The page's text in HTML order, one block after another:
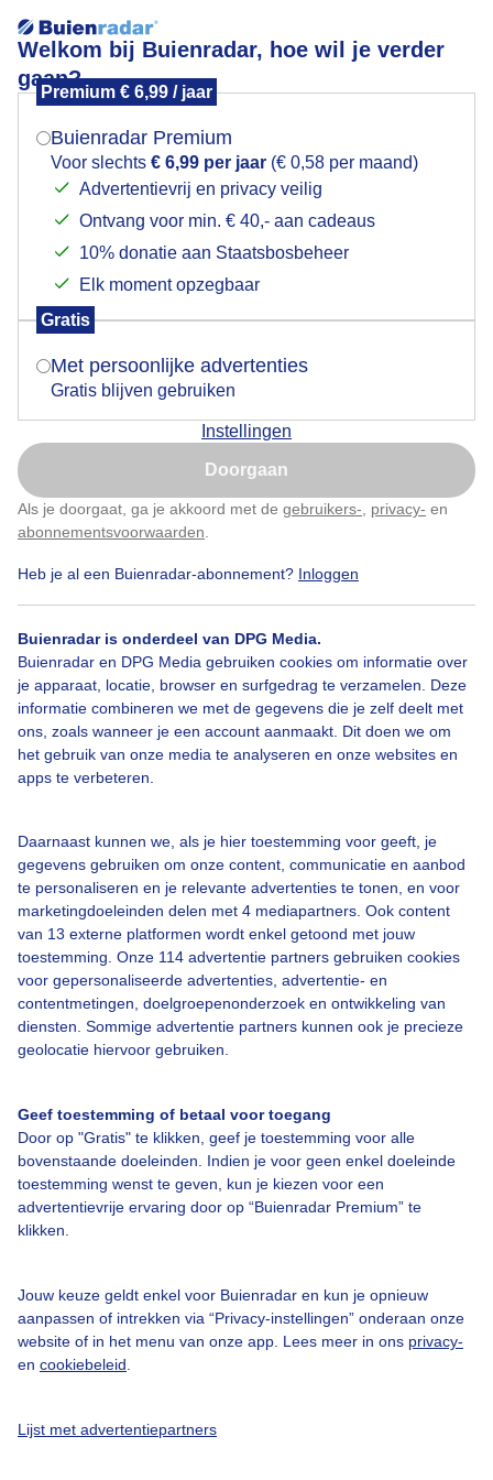
Welkom bij Buienradar, hoe wil je verder
gaan?
Premium € 6,99 / jaar
Buienradar Premium
Voor slechts € 6,99 per jaar (€ 0,58 per maand)
Advertentievrij en privacy veilig
Ontvang voor min. € 40,- aan cadeaus
10% donatie aan Staatsbosbeheer
Elk moment opzegbaar
Gratis
Met persoonlijke advertenties
Gratis blijven gebruiken
Instellingen
Doorgaan
Als je doorgaat, ga je akkoord met de gebruikers- privacy- en
abonnementsvoorwaarden
Heb je al een Buienradar-abonnement? Inloggen
Buienradar is onderdeel van DPG Media.
Buienradar en DPG Media gebruiken cookies om informatie over
je apparaat, locatie, browser en surfgedrag te verzamelen. Deze
informatie combineren we met de gegevens die je zelf deelt met
ons, zoals wanneer je een account aanmaakt. Dit doen we om
het gebruik van onze media te analyseren en onze websites en
apps te verbeteren.
Daarnaast kunnen we, als je hier toestemming voor geeft, je
gegevens gebruiken om onze content, communicatie en aanbod
te personaliseren en je relevante advertenties te tonen, en voor
marketingdoeleinden delen met 4 mediapartners. Ook content
van 13 externe platformen wordt enkel getoond met jouw
toestemming. Onze 114 advertentie partners gebruiken cookies
voor gepersonaliseerde advertenties, advertentie- en
contentmetingen, doelgroepenonderzoek en ontwikkeling van
diensten. Sommige advertentie partners kunnen ook je precieze
geolocatie hiervoor gebruiken.
Geef toestemming of betaal voor toegang
Door op "Gratis" te klikken, geef je toestemming voor alle
bovenstaande doeleinden. Indien je voor geen enkel doeleinde
toestemming wenst te geven, kun je kiezen voor een
advertentievrije ervaring door op “Buienradar Premium” te
klikken.
Jouw keuze geldt enkel voor Buienradar en kun je opnieuw
aanpassen of intrekken via “Privacy-instellingen” onderaan onze
website of in het menu van onze app. Lees meer in ons privacy-
en cookiebeleid
Lijst met advertentiepartners
DE BEWOLKING LOOPT BINNEN
Door: Els Bax Gemaakt: 21-05-2025, 23x bekeken
Een moment geduld aub...
Over Buienradar
Bedrijfsgegevens
Veelgestelde vragen
Contact
Gebruikersvoorwaarden
Adverteren
Buienradar Team
Privacy beleid
Privacy instellingen
Gratis weerdata
Buienradar
Mogen we je locatie gebruiken voor het
Indien je hier nog geen akkoord op hebt gegeven,
verschijnt er zo een pop-up uit je browser waarin
Is goed, toon de popup
Nu niet, misschien later
Klik hierom dit aan te passen